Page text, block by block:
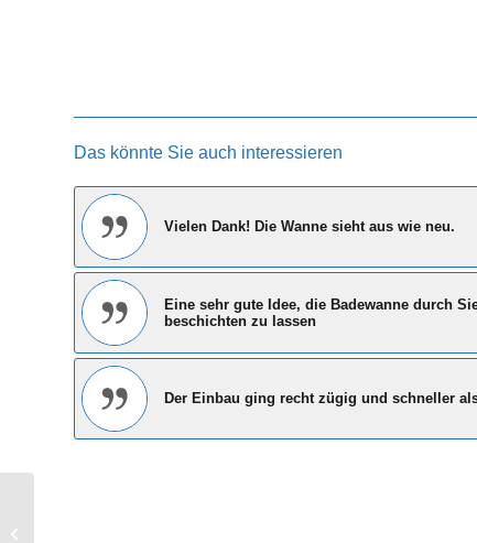
Das könnte Sie auch interessieren
Vielen Dank! Die Wanne sieht aus wie neu.
Eine sehr gute Idee, die Badewanne durch
beschichten zu lassen
Der Einbau ging recht zügig und schneller